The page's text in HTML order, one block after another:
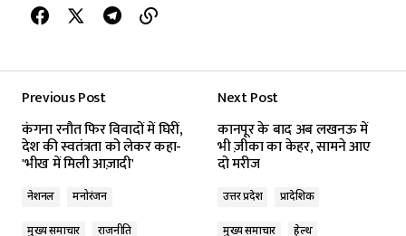
Previous Post
कंगना रनौत फिर विवादों में घिरीं,
देश की स्वतंत्रता को लेकर कहा-
'भीख में मिली आज़ादी'
नेशनल मनोरंजन
मुख्य समाचार
राजनीति
Next Post
कानपूर के बाद अब लखनऊ में
भी ज़ीका का केहर, सामने आए
दो मरीज
उत्तर प्रदेश प्रादेशिक
मुख्य समाचार
हेल्थ